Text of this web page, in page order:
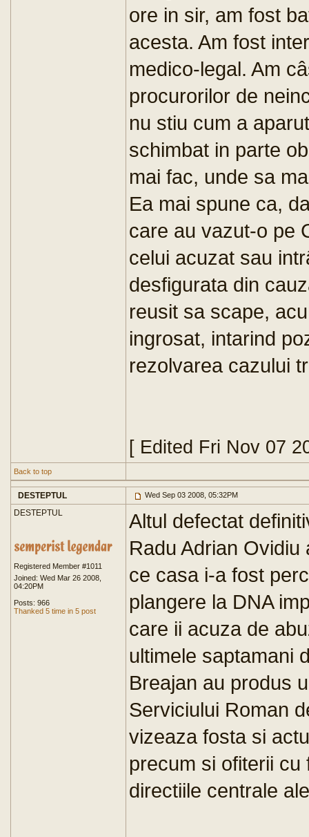
ore in sir, am fost
acesta. Am fost
medico-legal. Am
procurorilor de
nu stiu cum a
schimbat in parte
mai fac, unde sa
Ea mai spune ca,
care au vazut-o pe
celui acuzat sau
desfigurata din
reusit sa scape,
ingrosat, intarind
rezolvarea cazului
[ Edited Fri Nov 07
Back to top
DESTEPTUL Wed Sep 03 2008, 05:32PM
DESTEPTUL
Registered Member #1011
Joined: Wed Mar 26 2008,
04:20PM
Posts: 966
Thanked 5 time in 5 post
Altul defectat
Radu Adrian
ce casa i-a fost
plangere la DNA
care ii acuza de
ultimele saptamani
Breajan au produs
Serviciului Roman
vizeaza fosta si
precum si ofiterii
directiile centrale